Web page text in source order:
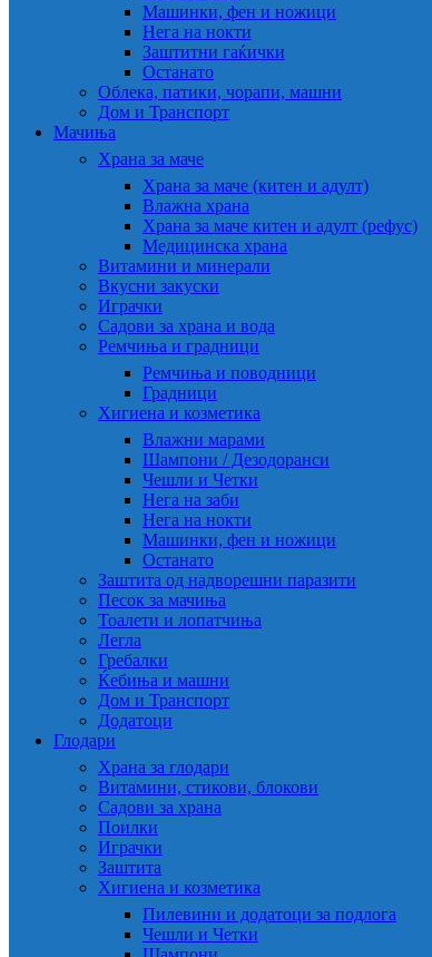
Машинки, фен и ножици
Нега на нокти
Заштитни гаќички
Останато
Облека, патики, чорапи, машни
Дом и Транспорт
Мачиња
Храна за маче
Храна за маче (китен и адулт)
Влажна храна
Храна за маче китен и адулт (рефус)
Медицинска храна
Витамини и минерали
Вкусни закуски
Играчки
Садови за храна и вода
Ремчиња и градници
Ремчиња и поводници
Градници
Хигиена и козметика
Влажни марами
Шампони / Дезодоранси
Чешли и Четки
Нега на заби
Нега на нокти
Машинки, фен и ножици
Останато
Заштита од надворешни паразити
Песок за мачиња
Тоалети и лопатчиња
Легла
Гребалки
Ќебиња и машни
Дом и Транспорт
Додатоци
Глодари
Храна за глодари
Витамини, стикови, блокови
Садови за храна
Поилки
Играчки
Заштита
Хигиена и козметика
Пилевини и додатоци за подлога
Чешли и Четки